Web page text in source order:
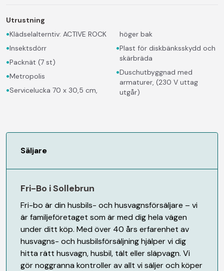
Utrustning
•Klädselalterntiv: ACTIVE ROCK
•Insektsdörr
•Packnät (7 st)
•Metropolis
•Servicelucka 70 x 30,5 cm,
höger bak
•Plast för diskbänksskydd och
skärbräda
•Duschutbyggnad med
armaturer, (230 V uttag
utgår)
Säljare
Fri-Bo i Sollebrun
Fri-bo är din husbils- och husvagnsförsäljare – vi
är familjeföretaget som är med dig hela vägen
under ditt köp. Med över 40 års erfarenhet av
husvagns- och husbilsförsäljning hjälper vi dig
hitta rätt husvagn, husbil, tält eller släpvagn. Vi
gör noggranna kontroller av allt vi säljer och köper